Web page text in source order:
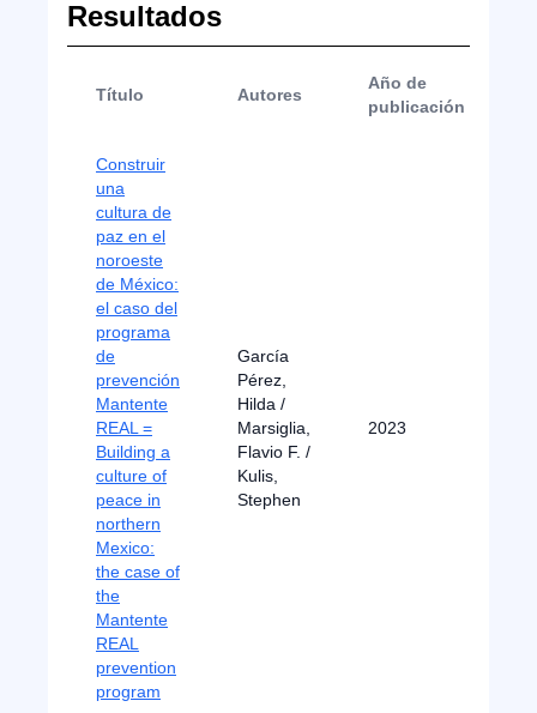
Resultados
Título Autores
Año de
publicación
Construir
una
cultura de
paz en el
noroeste
de México:
el caso del
programa
de
prevención
Mantente
REAL =
Building a
culture of
peace in
northern
Mexico:
the case of
the
Mantente
REAL
prevention
program
García
Pérez,
Hilda /
Marsiglia,
Flavio F. /
Kulis,
Stephen
2023